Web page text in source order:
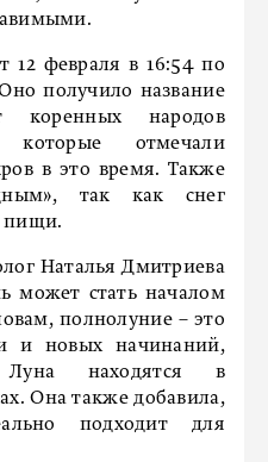
12 февраля в 16:54 по
получило название
коренных народов
которые отмечали
в это время. Также
так как снег
пищи.
Наталья Дмитриева
может стать началом
полнолуние – это
и новых начинаний,
находятся в
Она также добавила,
подходит для